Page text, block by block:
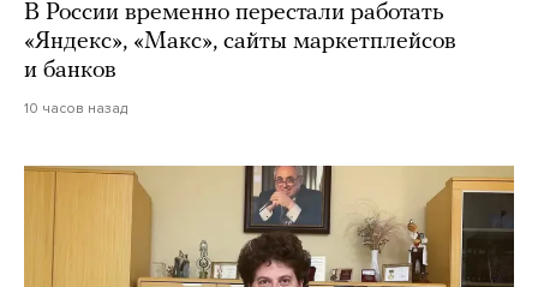
В России временно перестали работать
«Яндекс», «Макс», сайты маркетплейсов
и банков
10 часов назад